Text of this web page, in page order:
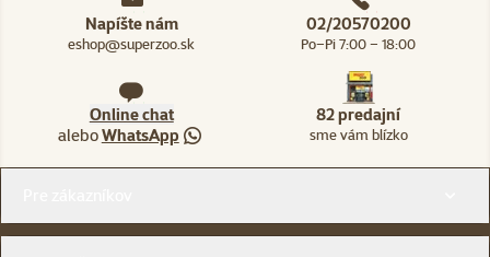
Napíšte nám
eshop@superzoo.sk
02/20570200
Po–Pi 7:00 – 18:00
Online chat
aleboWhatsApp
82 predajní
sme vám blízko